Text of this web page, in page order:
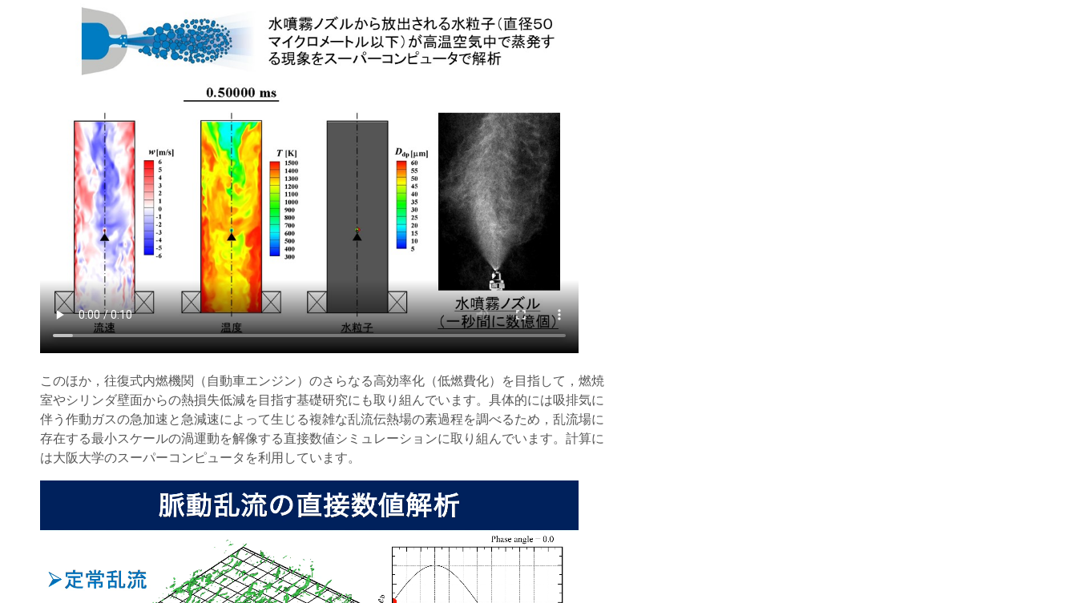
このほか，往復式内燃機関（自動車エンジン）のさらなる高効率化（低燃費化）を目指して，燃焼
室やシリンダ壁面からの熱損失低減を目指す基礎研究にも取り組んでいます。具体的には吸排気に
伴う作動ガスの急加速と急減速によって生じる複雑な乱流伝熱場の素過程を調べるため，乱流場に
存在する最小スケールの渦運動を解像する直接数値シミュレーションに取り組んでいます。計算に
は大阪大学のスーパーコンピュータを利用しています。